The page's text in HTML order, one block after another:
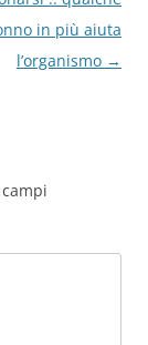
in più aiuta
l’organismo →
campi